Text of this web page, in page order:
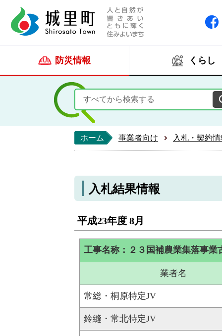
防災情報 くらし
ホーム 事業者向け 入札・契約
入札結果情報
平成23年度 8月
工事名称：２３国補農業集落事
業者名
常総・桐原特定JV
鈴縫・常北特定JV